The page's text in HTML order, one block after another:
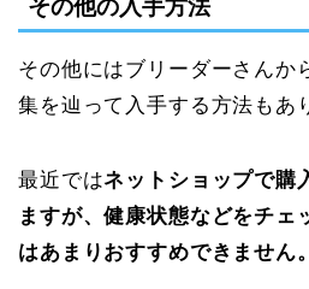
その他の入手方法
その他にはブリーダーさんか
集を辿って入手する方法もあ
最近ではネットショップで購
ますが、健康状態などをチェ
はあまりおすすめできません。